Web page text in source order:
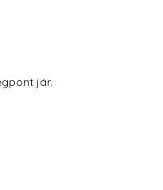
jár.